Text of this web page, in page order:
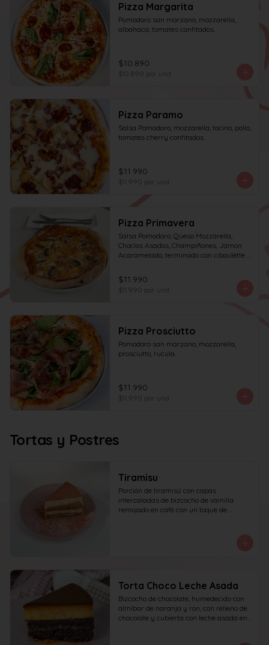
Pizza Margarita
Pomodoro san marzano, mozzarella,
albahaca, tomates confitados.
$10.890
$10.890 por und
Pizza Paramo
Salsa Pomodoro, mozzarella, tocino, pollo,
tomates cherry confitados.
$11.990
$11.990 por und
Pizza Primavera
Salsa Pomodoro, Queso Mozzarella,
Choclos Asados, Champiñones, Jamon
Acaramelado, terminado con ciboulette y
$11.990
$11.990 por und
Pizza Prosciutto
Pomodoro san marzano, mozzarella,
prosciutto, rucula.
$11.990
$11.990 por und
Tortas y Postres
Tiramisu
Porción de tiramisú con capas
intercaladas de bizcocho de vainilla
remojado en café con un toque de
Torta Choco Leche Asada
Bizcocho de chocolate, humedecido con
almíbar de naranja y ron, con relleno de
chocolate y cubierta con leche asada en